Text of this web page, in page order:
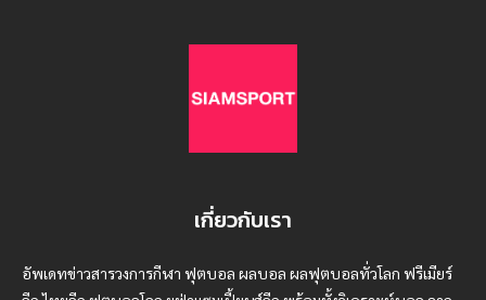
เกี่ยวกับเรา
อัพเดทข่าวสารวงการกีฬา ฟุตบอล ผลบอล ผลฟุตบอลทั่วโลก ฟรีเมียร์